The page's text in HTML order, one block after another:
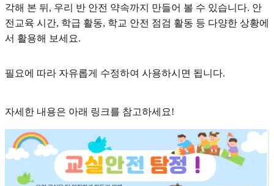
각해 본 뒤, 우리 반 안전 약속까지 만들어 볼 수 있습니다. 안
전교육 시간, 학급 활동, 학교 안전 점검 활동 등 다양한 상황에
서 활용해 보세요.
필요에 따라 자유롭게 수정하여 사용하시면 됩니다.
자세한 내용은 아래 링크를 참고하세요!